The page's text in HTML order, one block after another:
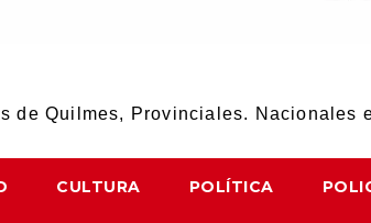
de Quilmes, Provinciales. Nacionales
CULTURA POLÍTICA